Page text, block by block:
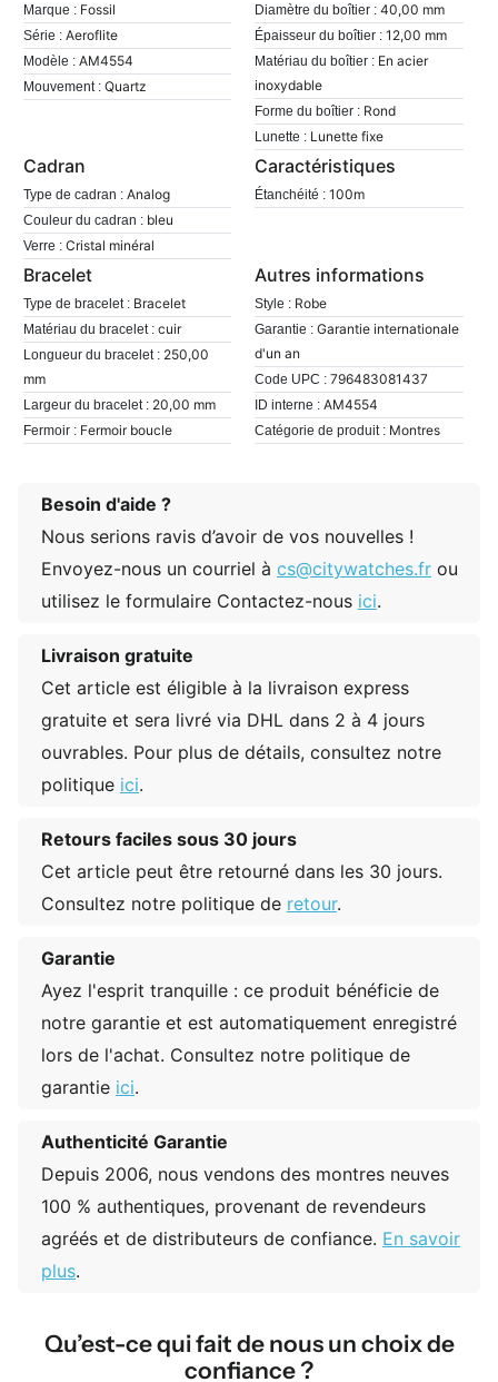
Marque : Fossil
Série : Aeroflite
Modèle : AM4554
Mouvement : Quartz
Diamètre du boîtier : 40,00 mm
Épaisseur du boîtier : 12,00 mm
Matériau du boîtier : En acier
inoxydable
Forme du boîtier : Rond
Lunette : Lunette fixe
Cadran
Type de cadran : Analog
Couleur du cadran : bleu
Verre : Cristal minéral
Caractéristiques
Étanchéité : 100m
Bracelet
Type de bracelet : Bracelet
Matériau du bracelet : cuir
Longueur du bracelet : 250,00
mm
Largeur du bracelet : 20,00 mm
Fermoir : Fermoir boucle
Autres informations
Style : Robe
Garantie : Garantie internationale
d'un an
Code UPC : 796483081437
ID interne : AM4554
Catégorie de produit : Montres
Besoin d'aide ?
Nous serions ravis d’avoir de vos nouvelles !
Envoyez-nous un courriel à cs@citywatches.fr ou
utilisez le formulaire Contactez-nous ici.
Livraison gratuite
Cet article est éligible à la livraison express
gratuite et sera livré via DHL dans 2 à 4 jours
ouvrables. Pour plus de détails, consultez notre
politique ici.
Retours faciles sous 30 jours
Cet article peut être retourné dans les 30 jours.
Consultez notre politique de retour.
Garantie
Ayez l'esprit tranquille : ce produit bénéficie de
notre garantie et est automatiquement enregistré
lors de l'achat. Consultez notre politique de
garantie ici.
Authenticité Garantie
Depuis 2006, nous vendons des montres neuves
100 % authentiques, provenant de revendeurs
agréés et de distributeurs de confiance. En savoir
plus.
Qu’est-ce qui fait de nous un choix de
confiance ?